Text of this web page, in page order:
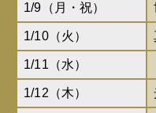
1/9（月・祝）
1/10（火）
1/11（水）
1/12（木）